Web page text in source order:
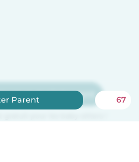
vous maintenant
Parent 67